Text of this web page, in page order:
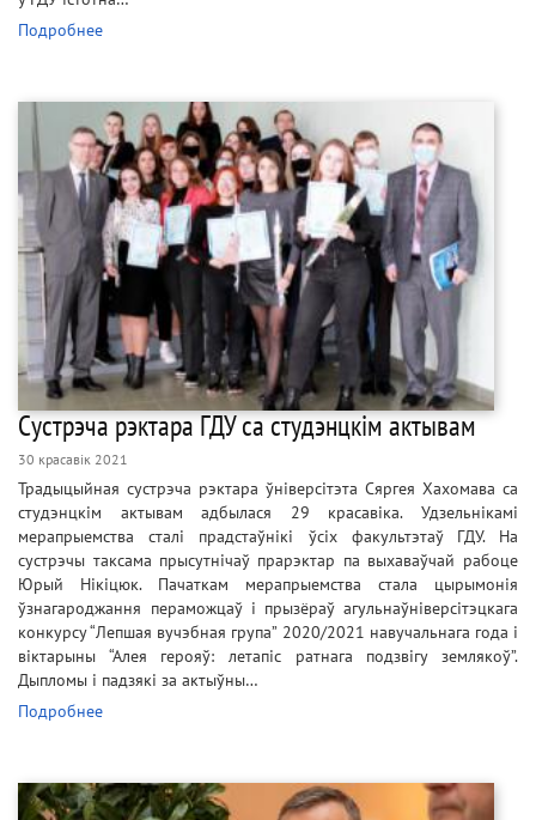
Подробнее
Сустрэча рэктара ГДУ са студэнцкім актывам
30 красавік 2021
Традыцыйная сустрэча рэктара ўніверсітэта Сяргея Хахомава са
студэнцкім актывам адбылася 29 красавіка. Удзельнікамі
мерапрыемства сталі прадстаўнікі ўсіх факультэтаў ГДУ. На
сустрэчы таксама прысутнічаў прарэктар па выхаваўчай рабоце
Юрый Нікіцюк. Пачаткам мерапрыемства стала цырымонія
ўзнагароджання пераможцаў і прызёраў агульнаўніверсітэцкага
конкурсу “Лепшая вучэбная група” 2020/2021 навучальнага года і
віктарыны “Алея герояў: летапіс ратнага подзвігу землякоў”.
Дыпломы і падзякі за актыўны…
Подробнее